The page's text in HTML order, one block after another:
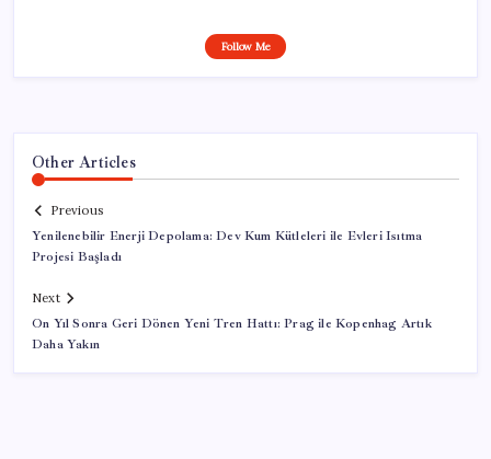
Follow Me
Other Articles
Previous
Yenilenebilir Enerji Depolama: Dev Kum Kütleleri ile Evleri Isıtma
Projesi Başladı
Next
On Yıl Sonra Geri Dönen Yeni Tren Hattı: Prag ile Kopenhag Artık
Daha Yakın